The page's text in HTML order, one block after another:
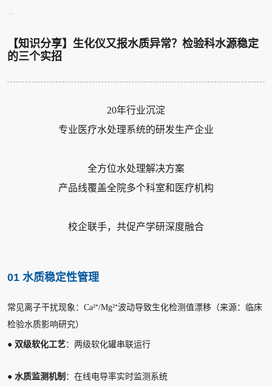
【知识分享】生化仪又报水质异常？检验科水源稳定
的三个实招
20年行业沉淀
专业医疗水处理系统的研发生产企业
全方位水处理解决方案
产品线覆盖全院多个科室和医疗机构
校企联手，共促产学研深度融合
01 水质稳定性管理
常见离子干扰现象：Ca²⁺/Mg²⁺波动导致生化检测值漂移（来源：临床
检验水质影响研究）
● 双级软化工艺：两级软化罐串联运行
● 水质监测机制 ：在线电导率实时监测系统